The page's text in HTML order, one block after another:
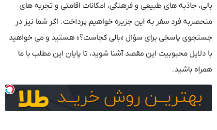
بالی، جاذبه های طبیعی و فرهنگی، امکانات اقامتی و تجربه های
منحصربه فرد سفر به این جزیره خواهیم پرداخت. اگر شما نیز در
جستجوی پاسخی برای سؤال «بالی کجاست؟» هستید و می خواهید
با دلایل محبوبیت این مقصد آشنا شوید، تا پایان این مطلب با ما
همراه باشید.